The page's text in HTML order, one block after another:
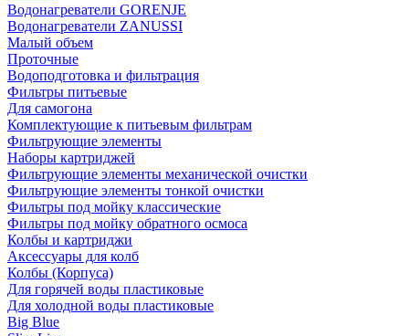
Водонагреватели GORENJE
Водонагреватели ZANUSSI
Малый объем
Проточные
Водоподготовка и фильтрация
Фильтры питьевые
Для самогона
Комплектующие к питьевым фильтрам
Фильтрующие элементы
Наборы картриджей
Фильтрующие элементы механической очистки
Фильтрующие элементы тонкой очистки
Фильтры под мойку классические
Фильтры под мойку обратного осмоса
Колбы и картриджи
Аксессуары для колб
Колбы (Корпуса)
Для горячей воды пластиковые
Для холодной воды пластиковые
Big Blue